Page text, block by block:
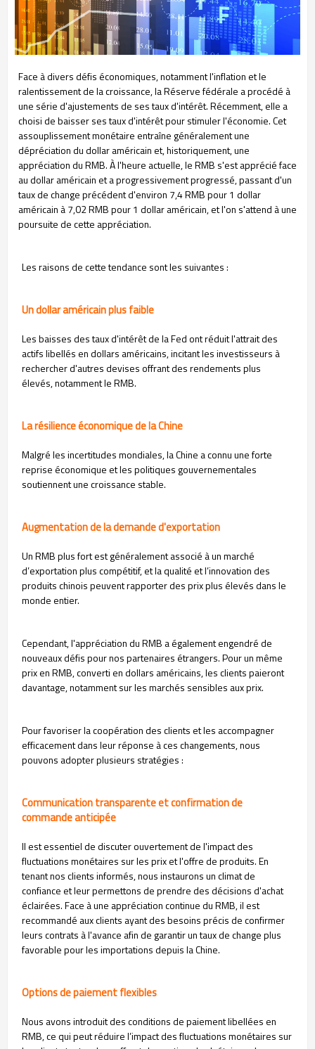
Face à divers défis économiques, notamment l'inflation et le
ralentissement de la croissance, la Réserve fédérale a procédé à
une série d'ajustements de ses taux d'intérêt. Récemment, elle a
choisi de baisser ses taux d'intérêt pour stimuler l'économie. Cet
assouplissement monétaire entraîne généralement une
dépréciation du dollar américain et, historiquement, une
appréciation du RMB. À l'heure actuelle, le RMB s'est apprécié face
au dollar américain et a progressivement progressé, passant d'un
taux de change précédent d'environ 7,4 RMB pour 1 dollar
américain à 7,02 RMB pour 1 dollar américain, et l'on s'attend à une
poursuite de cette appréciation.
Les raisons de cette tendance sont les suivantes :
Un dollar américain plus faible
Les baisses des taux d'intérêt de la Fed ont réduit l'attrait des
actifs libellés en dollars américains, incitant les investisseurs à
rechercher d'autres devises offrant des rendements plus
élevés, notamment le RMB.
La résilience économique de la Chine
Malgré les incertitudes mondiales, la Chine a connu une forte
reprise économique et les politiques gouvernementales
soutiennent une croissance stable.
Augmentation de la demande d'exportation
Un RMB plus fort est généralement associé à un marché
d’exportation plus compétitif, et la qualité et l’innovation des
produits chinois peuvent rapporter des prix plus élevés dans le
monde entier.
Cependant, l'appréciation du RMB a également engendré de
nouveaux défis pour nos partenaires étrangers. Pour un même
prix en RMB, converti en dollars américains, les clients paieront
davantage, notamment sur les marchés sensibles aux prix.
Pour favoriser la coopération des clients et les accompagner
efficacement dans leur réponse à ces changements, nous
pouvons adopter plusieurs stratégies :
Communication transparente et confirmation de
commande anticipée
Il est essentiel de discuter ouvertement de l'impact des
fluctuations monétaires sur les prix et l'offre de produits. En
tenant nos clients informés, nous instaurons un climat de
confiance et leur permettons de prendre des décisions d'achat
éclairées. Face à une appréciation continue du RMB, il est
recommandé aux clients ayant des besoins précis de confirmer
leurs contrats à l'avance afin de garantir un taux de change plus
favorable pour les importations depuis la Chine.
Options de paiement flexibles
Nous avons introduit des conditions de paiement libellées en
RMB, ce qui peut réduire l’impact des fluctuations monétaires sur